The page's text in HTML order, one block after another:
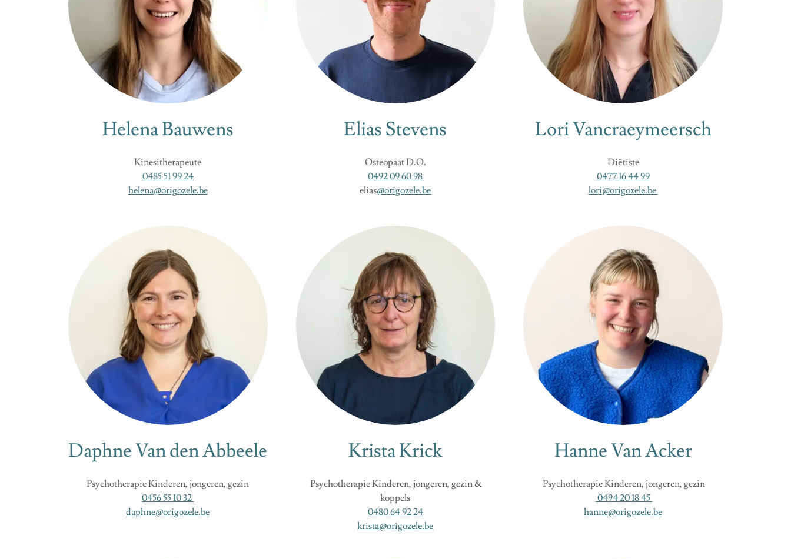
Helena Bauwens
Kinesitherapeute
0485 51 99 24
helena@origozele.be
Elias Stevens
Osteopaat D.O.
0492 09 60 98
elias@origozele.be
Lori Vancraeymeersch
Diëtiste
0477 16 44 99
lori@origozele.be
Daphne Van den Abbeele
Psychotherapie Kinderen, jongeren, gezin
0456 55 10 32
daphne@origozele.be
Krista Krick
Psychotherapie Kinderen, jongeren, gezin &
koppels
0480 64 92 24
krista@origozele.be
Hanne Van Acker
Psychotherapie Kinderen, jongeren, gezin
0494 20 18 45
hanne@origozele.be